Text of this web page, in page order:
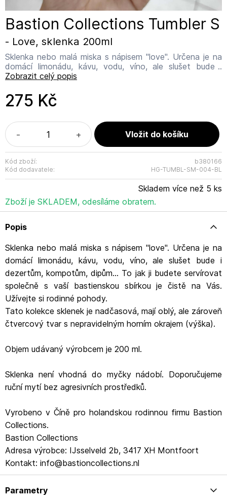
Bastion Collections Tumbler S
- Love, sklenka 200ml
Sklenka nebo malá miska s nápisem "love". Určena je na
domácí limonádu, kávu, vodu, víno, ale slušet bude i
dezertům, kompotům, dipům... To jak ji budete servírovat
Užívejte si rodinné pohody. Tato kolekce sklenek je
nadčasová, mají oblý, ale zároveň čtvercový tvar s
výrobcem je 200 ml. Sklenka není vhodná do myčky
nádobí. Doporučujeme ruční mytí bez agresivních
prostředků. Vyrobeno v Číně pro holandskou rodinnou
firmu Bastion Collections. Bastion Collections Adresa
výrobce: IJsselveld 2b, 3417 XH Montfoort Kontakt:
info@bastioncollections.nl
Zobrazit celý popis
275 Kč
- +
Kód zboží:
b380166
Kód dodavatele:
HG-TUMBL-SM-004-BL
Skladem více než 5 ks
Zboží je SKLADEM, odesíláme obratem.
Popis
Sklenka nebo malá miska s nápisem "love". Určena je na
domácí limonádu, kávu, vodu, víno, ale slušet bude i
dezertům, kompotům, dipům... To jak ji budete servírovat
společně s vaší bastienskou sbírkou je čistě na Vás.
Užívejte si rodinné pohody.
Tato kolekce sklenek je nadčasová, mají oblý, ale zároveň
čtvercový tvar s nepravidelným horním okrajem (výška).
Objem udávaný výrobcem je 200 ml.
Sklenka není vhodná do myčky nádobí. Doporučujeme
ruční mytí bez agresivních prostředků.
Vyrobeno v Číně pro holandskou rodinnou firmu Bastion
Collections.
Bastion Collections
Adresa výrobce: IJsselveld 2b, 3417 XH Montfoort
Kontakt: info@bastioncollections.nl
Parametry